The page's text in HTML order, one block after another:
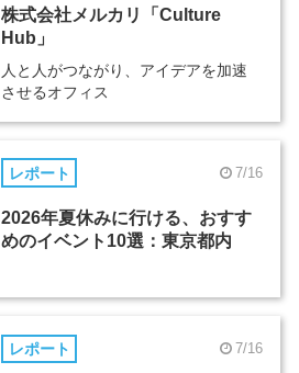
株式会社メルカリ「Culture
Hub」
人と人がつながり、アイデアを加速
させるオフィス
レポート 7/16
2026年夏休みに行ける、おすす
めのイベント10選：東京都内
レポート 7/16